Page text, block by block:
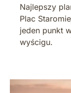
Najlepszy
Plac
jeden punkt
wyścigu.